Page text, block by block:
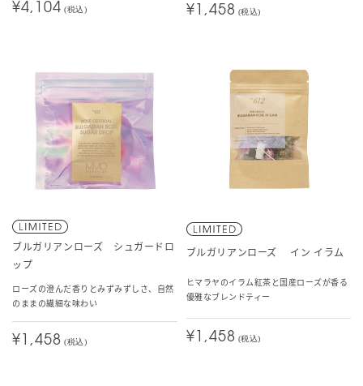
¥4,104 (税込) ¥1,458 (税込)
ブルガリアンローズ シュガードロ
ップ
ローズの澄んだ香りとみずみずしさ、自然
のままの繊細な味わい
¥1,458 (税込)
ブルガリアンローズ イン イラム
ヒマラヤのイラム紅茶と国産ローズが香る
優雅なブレンドティー
¥1,458 (税込)